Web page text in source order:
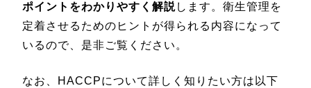
ポイントをわかりやすく解説します。衛生管理を
定着させるためのヒントが得られる内容になって
いるので、是非ご覧ください。
なお、HACCPについて詳しく知りたい方は以下